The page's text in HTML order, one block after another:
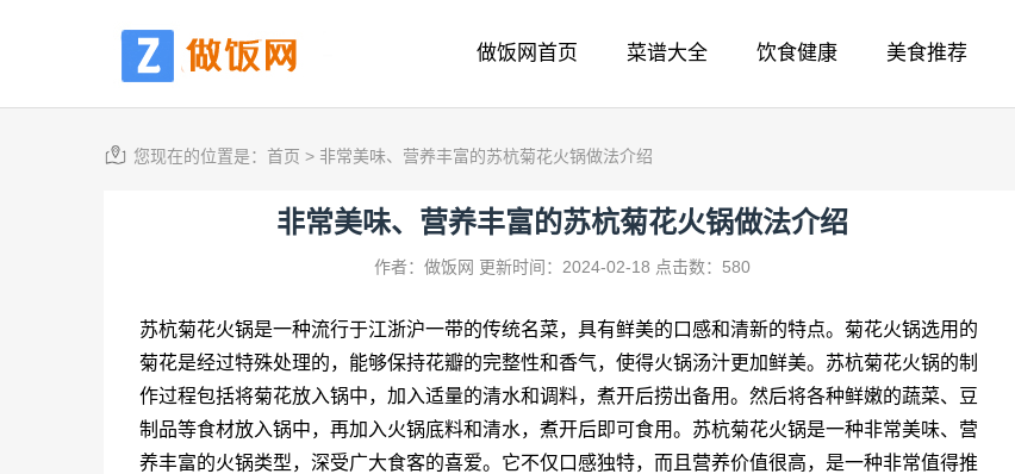
做饭网首页 菜谱大全 饮食健康 美食推荐
您现在的位置是： 首页 > 非常美味、营养丰富的苏杭菊花火锅做法介绍
非常美味、营养丰富的苏杭菊花火锅做法介绍
作者：做饭网 更新时间：2024-02-18 点击数：580
苏杭菊花火锅是一种流行于江浙沪一带的传统名菜，具有鲜美的口感和清新的特点。菊花火锅选用的
菊花是经过特殊处理的，能够保持花瓣的完整性和香气，使得火锅汤汁更加鲜美。苏杭菊花火锅的制
作过程包括将菊花放入锅中，加入适量的清水和调料，煮开后捞出备用。然后将各种鲜嫩的蔬菜、豆
制品等食材放入锅中，再加入火锅底料和清水，煮开后即可食用。苏杭菊花火锅是一种非常美味、营
养丰富的火锅类型，深受广大食客的喜爱。它不仅口感独特，而且营养价值很高，是一种非常值得推